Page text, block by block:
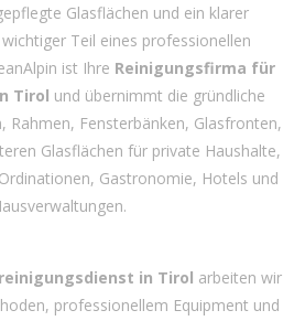
Glasflächen und ein klarer
Teil eines professionellen
ist Ihre Reinigungsfirma für
Tirol und übernimmt die gründliche
Rahmen, Fensterbänken, Glasfronten,
Glasflächen für private Haushalte,
Gastronomie, Hotels und
in Tirol arbeiten wir
professionellem Equipment und